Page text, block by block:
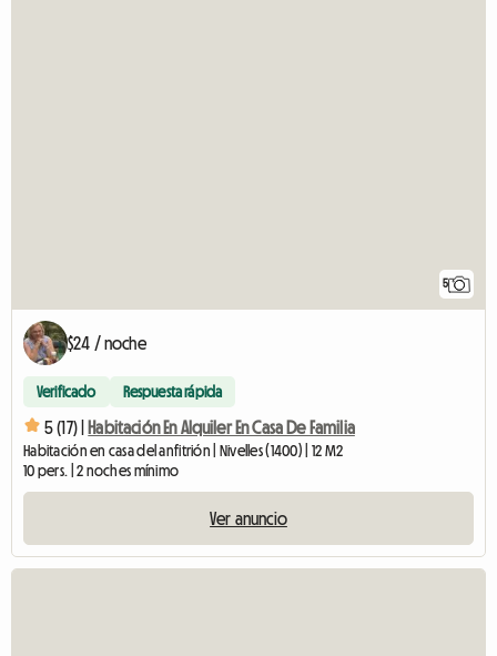
5
$24 / noche
Verificado Respuesta rápida
5 (17) | Habitación En Alquiler En Casa De Familia
Habitación en casa del anfitrión | Nivelles (1400) | 12 M2
10 pers. | 2 noches mínimo
Ver anuncio